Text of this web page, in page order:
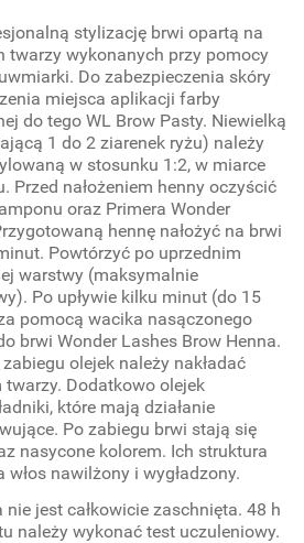
stylizację brwi opartą na
twarzy wykonanych przy pomocy
Do zabezpieczenia skóry
miejsca aplikacji farby
do tego WL Brow Pasty. Niewielką
1 do 2 ziarenek ryżu) należy
w stosunku 1:2, w miarce
Przed nałożeniem henny oczyścić
oraz Primera Wonder
hennę nałożyć na brwi
Powtórzyć po uprzednim
warstwy (maksymalnie
Po upływie kilku minut (do 15
pomocą wacika nasączonego
brwi Wonder Lashes Brow Henna.
olejek należy nakładać
Dodatkowo olejek
które mają działanie
Po zabiegu brwi stają się
nasycone kolorem. Ich struktura
nawilżony i wygładzony.
jest całkowicie zaschnięta. 48 h
należy wykonać test uczuleniowy.